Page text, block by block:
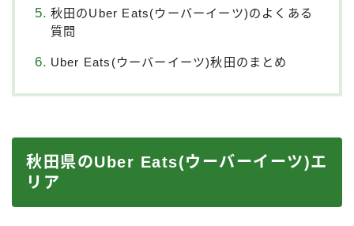
秋田のUber Eats(ウーバーイーツ)のよくある
質問
Uber Eats(ウーバーイーツ)秋田のまとめ
秋田県のUber Eats(ウーバーイーツ)エ
リア